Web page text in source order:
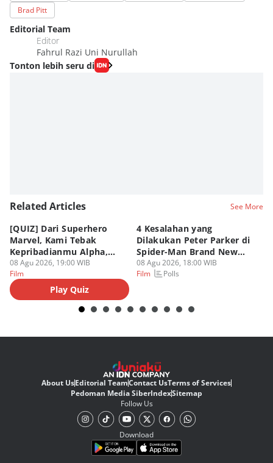
Brad Pitt
Editorial Team
Editor
Fahrul Razi Uni Nurullah
Tonton lebih seru di
Related Articles See More
[QUIZ] Dari Superhero
Marvel, Kami Tebak
Kepribadianmu Alpha,
Beta, atau Omega
08 Agu 2026, 19:00 WIB
Film
Play Quiz
4 Kesalahan yang
Dilakukan Peter Parker di
Spider-Man Brand New
Day
08 Agu 2026, 18:00 WIB
Film
Polls
About UsEditorial TeamContact UsTerms of Services
Pedoman Media SiberIndexSitemap
Follow Us
Download